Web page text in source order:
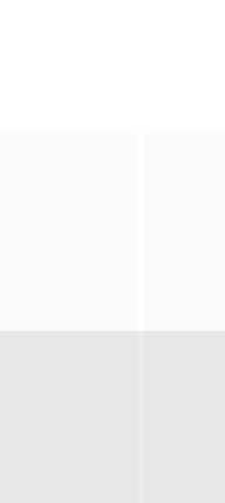
鹰等人开始筹备建立冀南银行
豪门贝家。他在家中备受
钿甜 饰），虽自小被父母